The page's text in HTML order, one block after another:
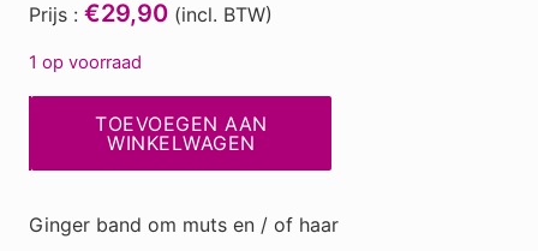
Prijs : €29,90 (incl. BTW)
1 op voorraad
(zonder
groen
TOEVOEGEN AAN
WINKELWAGEN
Ginger band om muts en / of haar